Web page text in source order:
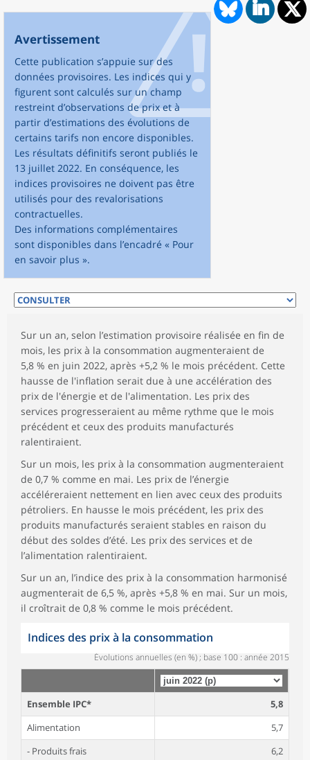
Avertissement
Cette publication s’appuie sur des
données provisoires. Les indices qui y
figurent sont calculés sur un champ
restreint d’observations de prix et à
partir d’estimations des évolutions de
certains tarifs non encore disponibles.
Les résultats définitifs seront publiés le
13 juillet 2022. En conséquence, les
indices provisoires ne doivent pas être
utilisés pour des revalorisations
contractuelles.
Des informations complémentaires
sont disponibles dans l’encadré « Pour
en savoir plus ».
Sur un an, selon l’estimation provisoire réalisée en fin de
mois, les prix à la consommation augmenteraient de
5,8 % en juin 2022, après +5,2 % le mois précédent. Cette
hausse de l'inflation serait due à une accélération des
prix de l'énergie et de l'alimentation. Les prix des
services progresseraient au même rythme que le mois
précédent et ceux des produits manufacturés
ralentiraient.
Sur un mois, les prix à la consommation augmenteraient
de 0,7 % comme en mai. Les prix de l’énergie
accéléreraient nettement en lien avec ceux des produits
pétroliers. En hausse le mois précédent, les prix des
produits manufacturés seraient stables en raison du
début des soldes d’été. Les prix des services et de
l’alimentation ralentiraient.
Sur un an, l’indice des prix à la consommation harmonisé
augmenterait de 6,5 %, après +5,8 % en mai. Sur un mois,
il croîtrait de 0,8 % comme le mois précédent.
Indices des prix à la consommation
Évolutions annuelles (en %) ; base 100 : année 2015
Ensemble IPC*
5,8
Alimentation
5,7
- Produits frais
6,2